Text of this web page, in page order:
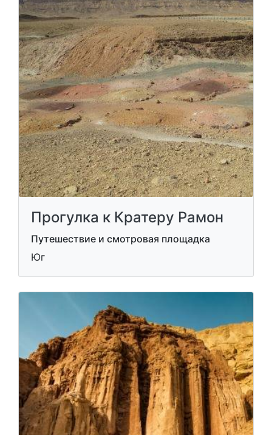
Прогулка к Кратеру Рамон
Путешествие и смотровая площадка
Юг